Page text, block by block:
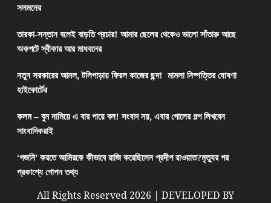
সলমনের
তারকা-সন্তান বলেই বাড়তি প্রচার! আমার ছেলের থেকেও ভালো সাঁতারু আছে
অকপটে স্বীকার আর মাধবনের
নতুন সরকারের আমল, টলিপাড়ায় ফিরল কাজের ছন্দ! মামলা নিষ্পত্তির ঘোষণা
হাইকোর্টের
কলম – বুম নামিয়ে এ বার পায়ে বল! সংবাদ নয়, এবার গোলের গল্প লিখবেন
সাংবাদিকরাই
‘গজনি’ করতে আমিরকে কীভাবে রাজি করেছিলেন প্রদীপ রাওয়াত?মৃত্যুর পর
প্রকাশ্যে গোপন তথ্য
All Rights Reserved 2026 | DEVELOPED BY